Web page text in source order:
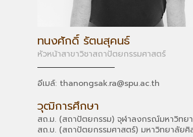
ทนงศักดิ์ รัตนสุคนธ์
หัวหน้าสาขาวิชาสถาปัตยกรรมศาสตร์
อีเมล์: thanongsak.ra@spu.ac.th
วุฒิการศึกษา
สถ.ม. (สถาปัตยกรรม) จุฬาลงกรณ์มหาวิทย
สถ.บ. (สถาปัตยกรรมศาสตร์) มหาวิทยาลัยศิ